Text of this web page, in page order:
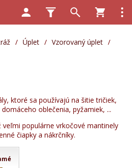
/ Úplet / Vzorovaný úplet /
ktoré sa používajú na šitie tričiek,
oblečenia, pyžamiek, ...
veľmi populárne vrkočové mantinely
čiapky a nákrčníky.